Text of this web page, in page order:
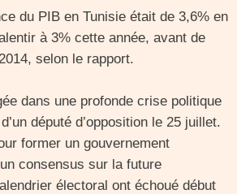
du PIB en Tunisie était de 3,6% en
à 3% cette année, avant de
selon le rapport.
dans une profonde crise politique
député d’opposition le 25 juillet.
former un gouvernement
consensus sur la future
électoral ont échoué début